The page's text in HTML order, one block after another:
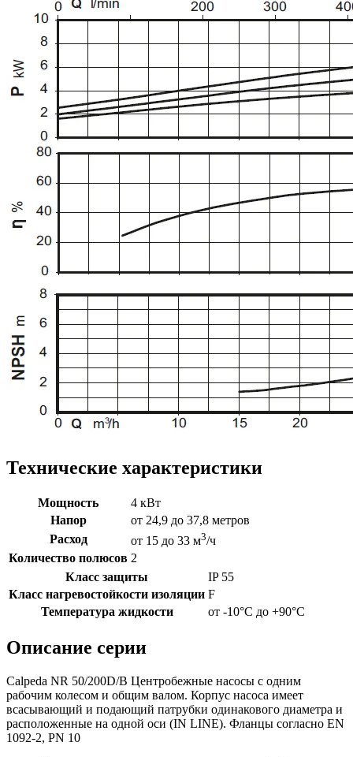
Технические характеристики
Мощность
4 кВт
Напор
от 24,9 до 37,8 метров
Расход
от 15 до 33 м3/ч
Количество полюсов 2
Класс защиты
IP 55
Класс нагревостойкости изоляции F
Температура жидкости
от -10°C до +90°C
Описание серии
Calpeda NR 50/200D/B Центробежные насосы с одним
рабочим колесом и общим валом. Корпус насоса имеет
всасывающий и подающий патрубки одинакового диаметра и
расположенные на одной оси (IN LINE). Фланцы согласно EN
1092-2, PN 10